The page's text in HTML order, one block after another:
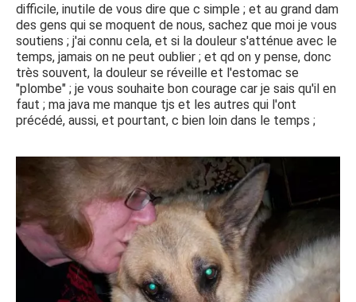
difficile, inutile de vous dire que c simple ; et au grand dam
des gens qui se moquent de nous, sachez que moi je vous
soutiens ; j'ai connu cela, et si la douleur s'atténue avec le
temps, jamais on ne peut oublier ; et qd on y pense, donc
très souvent, la douleur se réveille et l'estomac se
"plombe" ; je vous souhaite bon courage car je sais qu'il en
faut ; ma java me manque tjs et les autres qui l'ont
précédé, aussi, et pourtant, c bien loin dans le temps ;